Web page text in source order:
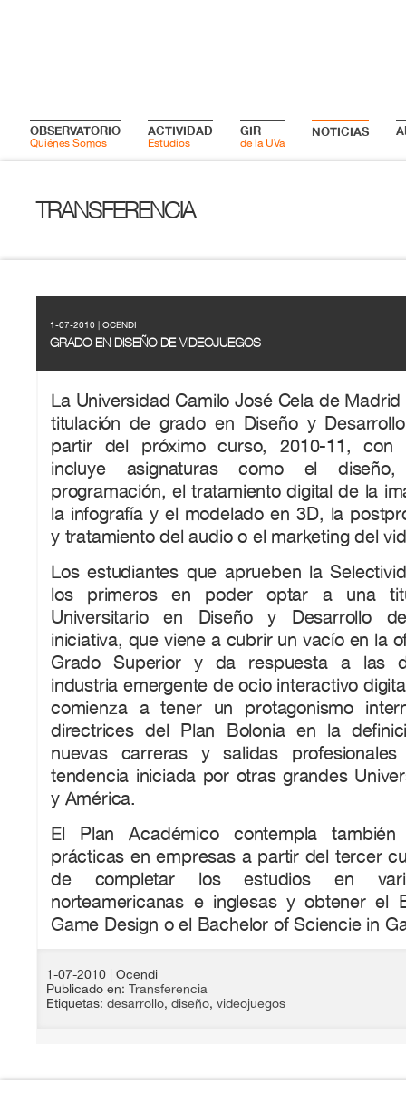
OBSERVATORIO
Quiénes Somos
ACTIVIDAD
Estudios
GIR
de la UVa
NOTICIAS
TRANSFERENCIA
1-07-2010 | OCENDI
GRADO EN DISEÑO DE VIDEOJUEGOS
La Universidad Camilo José Cela de
titulación de grado en Diseño y
partir del próximo curso, 2010-11, con
incluye asignaturas como el
programación, el tratamiento digital de la
la infografía y el modelado en 3D, la
y tratamiento del audio o el marketing del
Los estudiantes que aprueben la
los primeros en poder optar a una
Universitario en Diseño y Desarrollo
iniciativa, que viene a cubrir un vacío en la
Grado Superior y da respuesta a las
industria emergente de ocio interactivo
comienza a tener un protagonismo
directrices del Plan Bolonia en la
nuevas carreras y salidas
tendencia iniciada por otras grandes
y América.
El Plan Académico contempla
prácticas en empresas a partir del tercer
de completar los estudios en
norteamericanas e inglesas y obtener el
Game Design o el Bachelor of Sciencie in
1-07-2010
| Ocendi
Publicado en: Transferencia
Etiquetas: desarrollo, diseño, videojuegos